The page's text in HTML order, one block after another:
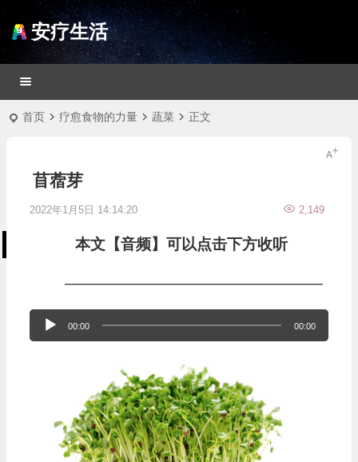
安疗生活
首页 疗愈食物的力量 蔬菜 正文
苜蓿芽
2022年1月5日 14:14:20 2,149
本文【音频】可以点击下方收听
—————————————————
频
00:00 00:00